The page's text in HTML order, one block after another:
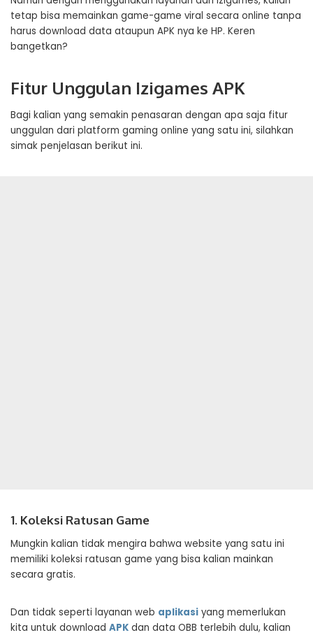
tetap bisa memainkan game-game viral secara online tanpa
harus download data ataupun APK nya ke HP. Keren
bangetkan?
Fitur Unggulan Izigames APK
Bagi kalian yang semakin penasaran dengan apa saja fitur
unggulan dari platform gaming online yang satu ini, silahkan
simak penjelasan berikut ini.
1. Koleksi Ratusan Game
Mungkin kalian tidak mengira bahwa website yang satu ini
memiliki koleksi ratusan game yang bisa kalian mainkan
secara gratis.
Dan tidak seperti layanan web aplikasi yang memerlukan
kita untuk download APK dan data OBB terlebih dulu, kalian